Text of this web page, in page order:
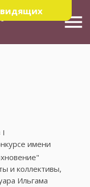
menu
I
имени
и коллективы,
Ильгама